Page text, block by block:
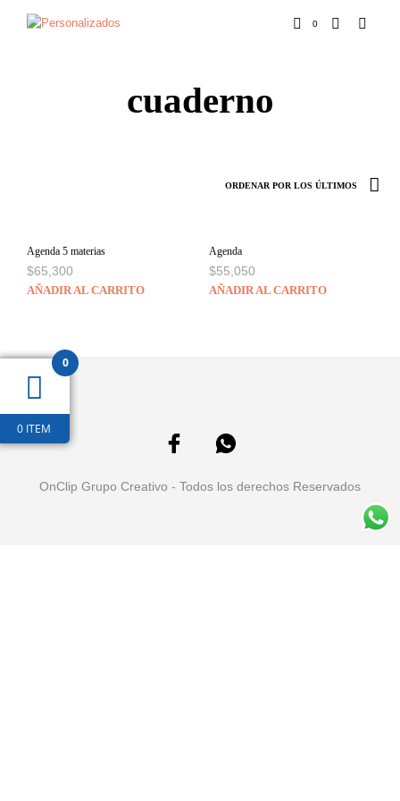
0
cuaderno
Agenda 5 materias
$65,300
AÑADIR AL CARRITO
Agenda
$55,050
AÑADIR AL CARRITO
OnClip Grupo Creativo - Todos los derechos Reservados
0
0 ITEM